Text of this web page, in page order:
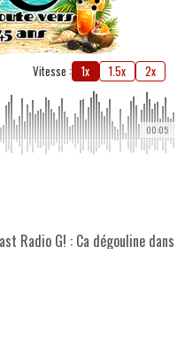
Vitesse : 1x 1.5x 2x
00:05
Radio G! : Ca dégouline